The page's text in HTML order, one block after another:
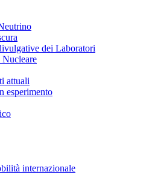
dei Laboratori
attuali
esperimento
internazionale